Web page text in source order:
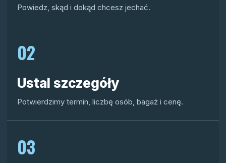
Powiedz, skąd i dokąd chcesz jechać.
02
Ustal szczegóły
Potwierdzimy termin, liczbę osób, bagaż i cenę.
03